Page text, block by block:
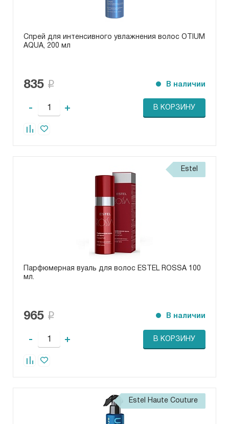
Спрей для интенсивного увлажнения волос OTIUM
AQUA, 200 мл
835 В наличии
- + В КОРЗИНУ
Estel
Парфюмерная вуаль для волос ESTEL ROSSA 100
мл.
965 В наличии
- + В КОРЗИНУ
Estel Haute Couture